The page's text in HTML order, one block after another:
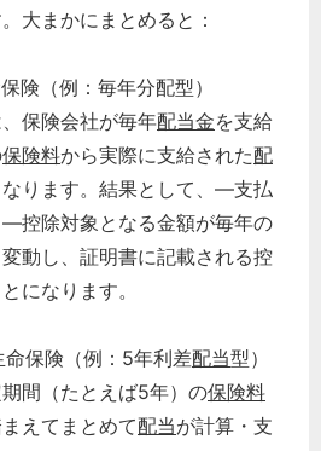
大まかにまとめると：
険（例：毎年分配型）
保険会社が毎年配当金を支給
保険料から実際に支給された配
ります。結果として、―支払
控除対象となる金額が毎年の
動し、証明書に記載される控
になります。
命保険（例：5年利差配当型）
間（たとえば5年）の保険料
えてまとめて配当が計算・支